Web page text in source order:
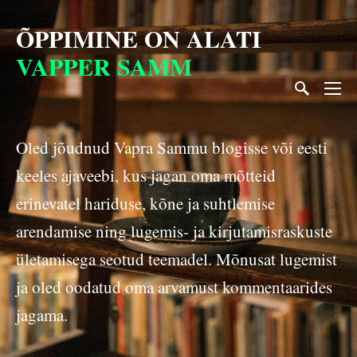
ÕPPIMINE ONALATI
VAPPER SAMM
Oled jõudnud Vapra Sammu blogisse või eesti
keeles ajaveebi, kus jagan oma mõtteid
erinevatel hariduse, kõne ja suhtlemise
arendamise ning lugemis- ja kirjutamisraskuste
ületamisega seotud teemadel. Mõnusat lugemist
ja oled oodatud oma arvamust kommentaarides
jagama.